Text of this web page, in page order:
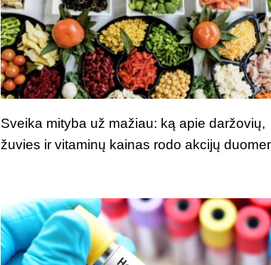
Sveika mityba už mažiau: ką apie daržovių,
žuvies ir vitaminų kainas rodo akcijų